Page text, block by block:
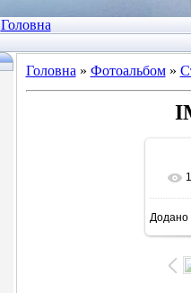
Головна
Головна » Фотоальбом»
Додано